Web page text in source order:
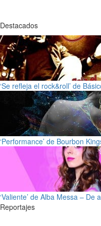
Destacados
‘Se refleja el rock&roll’ de
‘Performance’ de Bourbon
‘Valiente’ de Alba Messa –
Reportajes